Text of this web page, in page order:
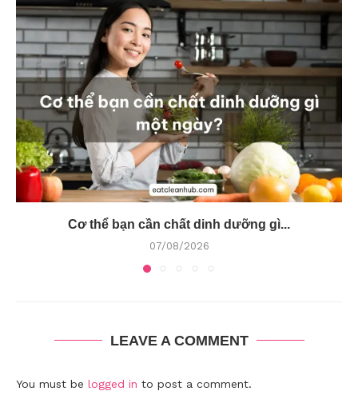
Cơ thể bạn cần chất dinh dưỡng gì...
07/08/2026
LEAVE A COMMENT
You must be logged in to post a comment.